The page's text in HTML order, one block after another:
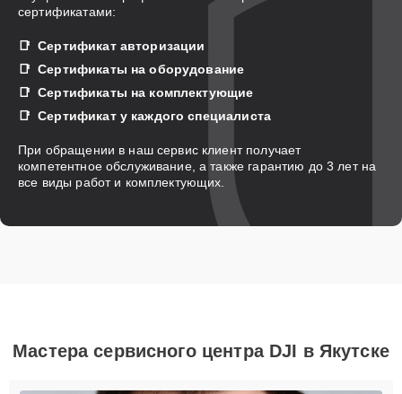
сертификатами:
Сертификат авторизации
Сертификаты на оборудование
Сертификаты на комплектующие
Сертификат у каждого специалиста
При обращении в наш сервис клиент получает
компетентное обслуживание, а также гарантию до 3 лет на
все виды работ и комплектующих.
Мастера сервисного центра DJI в Якутске